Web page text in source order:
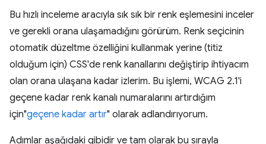
Bu hızlı inceleme aracıyla sık sık bir renk eşlemesini inceler
ve gerekli orana ulaşamadığını görürüm. Renk seçicinin
otomatik düzeltme özelliğini kullanmak yerine (titiz
olduğum için) CSS'de renk kanallarını değiştirip ihtiyacım
olan orana ulaşana kadar izlerim. Bu işlemi, WCAG 2.1'i
geçene kadar renk kanalı numaralarını artırdığım
için"geçene kadar artır" olarak adlandırıyorum.
Adımlar aşağıdaki gibidir ve tam olarak bu sırayla